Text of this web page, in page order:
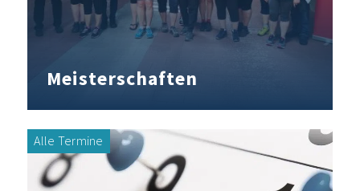
Meisterschaften
Alle Termine